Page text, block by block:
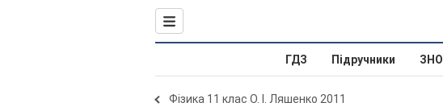
ГДЗ Підручники ЗНО
Фізика 11 клас О. І. Ляшенко 2011